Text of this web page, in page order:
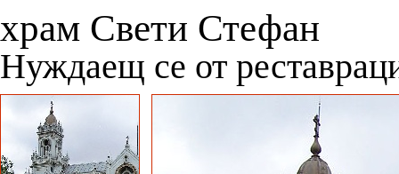
храм Свети Стефан
Нуждаещ се от